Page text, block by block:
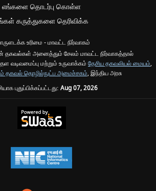
எங்களை தொடர்பு கொள்ள
கருத்துகளை தெரிவிக்க
உரிமை - மாவட்ட நிர்வாகம்
அனைத்தும் சேலம் மாவட்ட நிர்வாகத்தால்
வடிவமைப்பு மற்றும் உருவாக்கம் தேசிய தகவலியல் மையம்,
தகவல் தொழில்நுட்ப அமைச்சகம், இந்திய அரசு
புதுப்பிக்கப்பட்டது: Aug 07, 2026